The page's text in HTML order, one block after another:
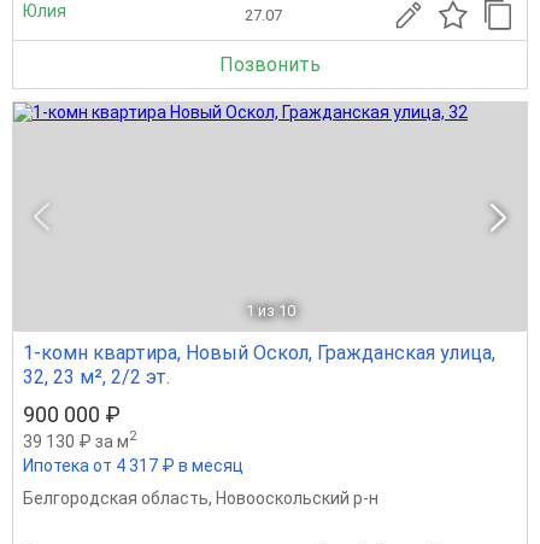
Юлия 27.07
Позвонить
1 из 10
1-комн квартира, Новый Оскол, Гражданская улица,
32, 23 м², 2/2 эт.
900 000 ₽
39 130 ₽ за м2
Ипотека от 4 317 ₽ в месяц
Белгородская область, Новооскольский р-н